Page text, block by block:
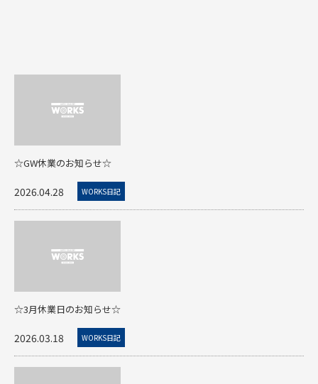
☆GW休業のお知らせ☆
2026.04.28 WORKS日記
☆3月休業日のお知らせ☆
2026.03.18 WORKS日記